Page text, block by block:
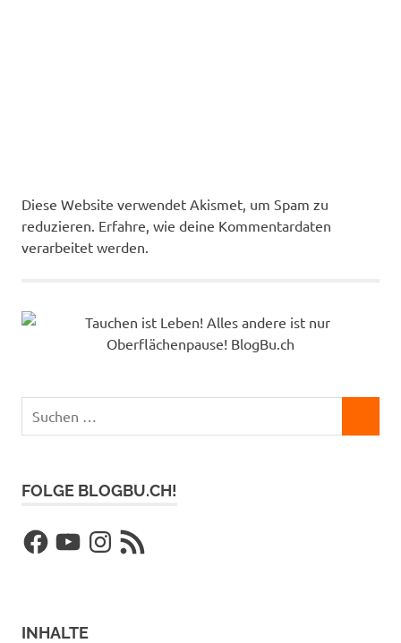
Diese Website verwendet Akismet, um Spam zu
reduzieren. Erfahre, wie deine Kommentardaten
verarbeitet werden.
nach:
FOLGE BLOGBU.CH!
FacebookYouTubeInstagram
RSS-
Feed
INHALTE